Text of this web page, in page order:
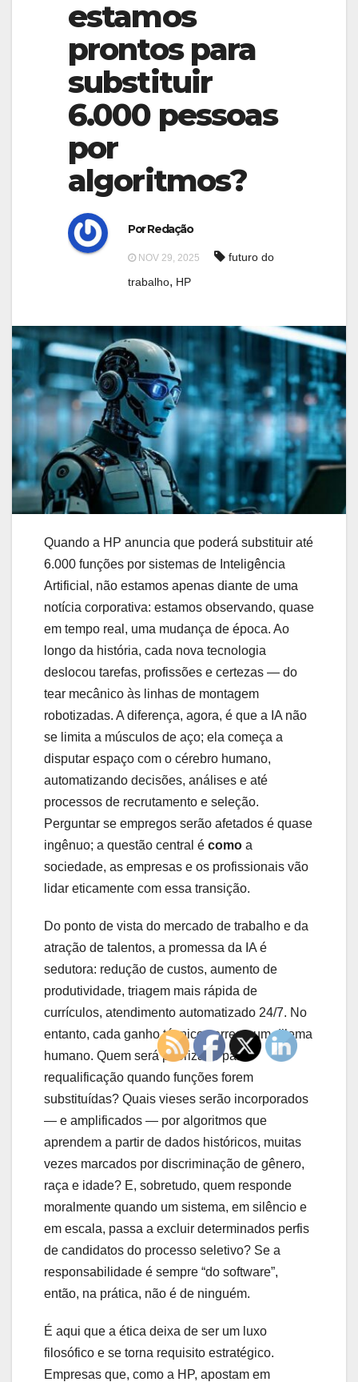
estamos
prontos para
substituir
6.000 pessoas
por
algoritmos?
Por Redação
NOV 29, 2025
futuro do
trabalho, HP
Quando a HP anuncia que poderá substituir até
6.000 funções por sistemas de Inteligência
Artificial, não estamos apenas diante de uma
notícia corporativa: estamos observando, quase
em tempo real, uma mudança de época. Ao
longo da história, cada nova tecnologia
deslocou tarefas, profissões e certezas — do
tear mecânico às linhas de montagem
robotizadas. A diferença, agora, é que a IA não
se limita a músculos de aço; ela começa a
disputar espaço com o cérebro humano,
automatizando decisões, análises e até
processos de recrutamento e seleção.
Perguntar se empregos serão afetados é quase
ingênuo; a questão central é como a
sociedade, as empresas e os profissionais vão
lidar eticamente com essa transição.
Do ponto de vista do mercado de trabalho e da
atração de talentos, a promessa da IA é
sedutora: redução de custos, aumento de
produtividade, triagem mais rápida de
currículos, atendimento automatizado 24/7. No
entanto, cada ganho técnico carrega um dilema
humano. Quem será priorizado para
requalificação quando funções forem
substituídas? Quais vieses serão incorporados
— e amplificados — por algoritmos que
aprendem a partir de dados históricos, muitas
vezes marcados por discriminação de gênero,
raça e idade? E, sobretudo, quem responde
moralmente quando um sistema, em silêncio e
em escala, passa a excluir determinados perfis
de candidatos do processo seletivo? Se a
responsabilidade é sempre “do software”,
então, na prática, não é de ninguém.
É aqui que a ética deixa de ser um luxo
filosófico e se torna requisito estratégico.
Empresas que, como a HP, apostam em